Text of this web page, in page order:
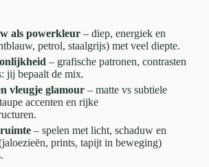
als powerkleur– diep, energiek en
petrol, staalgrijs) met veel diepte.
– grafische patronen, contrasten
jij bepaalt de mix.
vleugje glamour– matte vs subtiele
accenten en rijke
– spelen met licht, schaduw en
prints, tapijt in beweging)